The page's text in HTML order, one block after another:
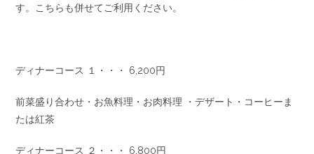
す。こちらも併せてご利用ください。
ディナーコース １・・・ 6,200円
前菜盛り合わせ・お魚料理・お肉料理 ・デザート・コーヒーま
たは紅茶
ディナーコース ２・・・ 6,800円